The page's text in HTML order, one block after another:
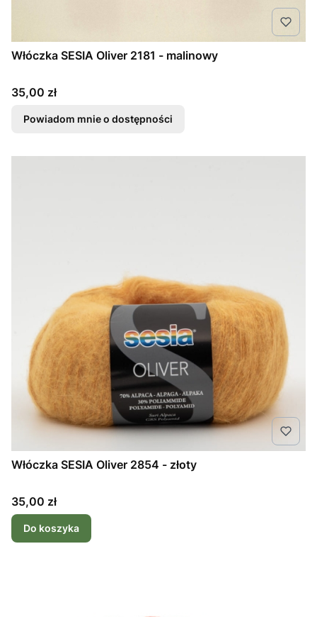
Włóczka SESIA Oliver 2181 - malinowy
Cena
35,00 zł
Powiadom mnie o dostępności
Włóczka SESIA Oliver 2854 - złoty
Cena
35,00 zł
Do koszyka